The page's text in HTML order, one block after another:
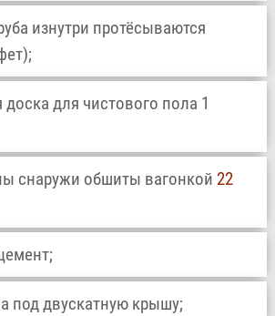
изнутри протёсываются
для чистового пола 1
снаружи обшиты вагонкой 22
под двускатную крышу;